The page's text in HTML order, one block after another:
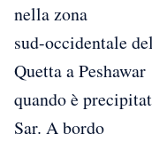
nella zona
sud-occidentale
Quetta a Peshawar
quando è
Sar. A bordo